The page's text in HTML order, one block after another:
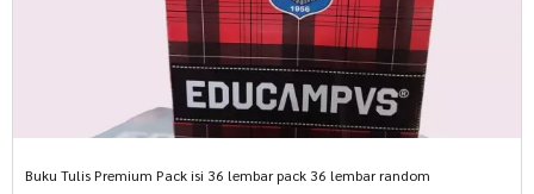
Buku Tulis Premium Pack isi 36 lembar pack 36 lembar random